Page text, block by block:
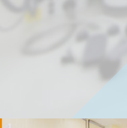
続きを読む →